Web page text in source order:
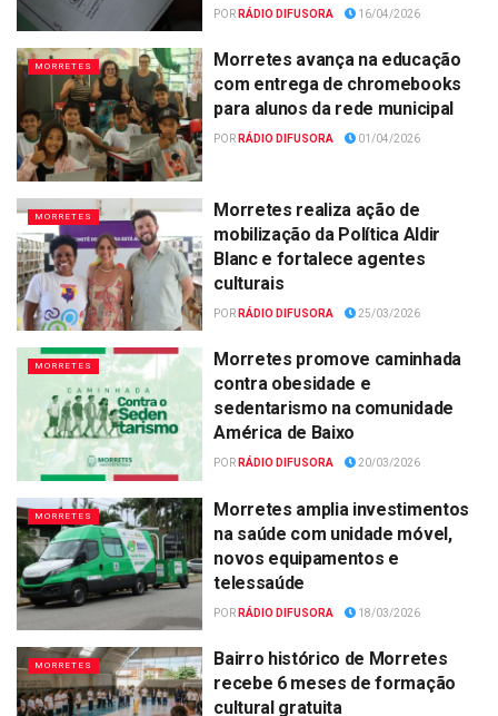
POR RÁDIO DIFUSORA 16/04/2026
MORRETES
Morretes avança na educação
com entrega de chromebooks
para alunos da rede municipal
POR RÁDIO DIFUSORA 01/04/2026
MORRETES
Morretes realiza ação de
mobilização da Política Aldir
Blanc e fortalece agentes
culturais
POR RÁDIO DIFUSORA 25/03/2026
MORRETES
Morretes promove caminhada
contra obesidade e
sedentarismo na comunidade
América de Baixo
POR RÁDIO DIFUSORA 20/03/2026
MORRETES
Morretes amplia investimentos
na saúde com unidade móvel,
novos equipamentos e
telessaúde
POR RÁDIO DIFUSORA 18/03/2026
MORRETES
Bairro histórico de Morretes
recebe 6 meses de formação
cultural gratuita